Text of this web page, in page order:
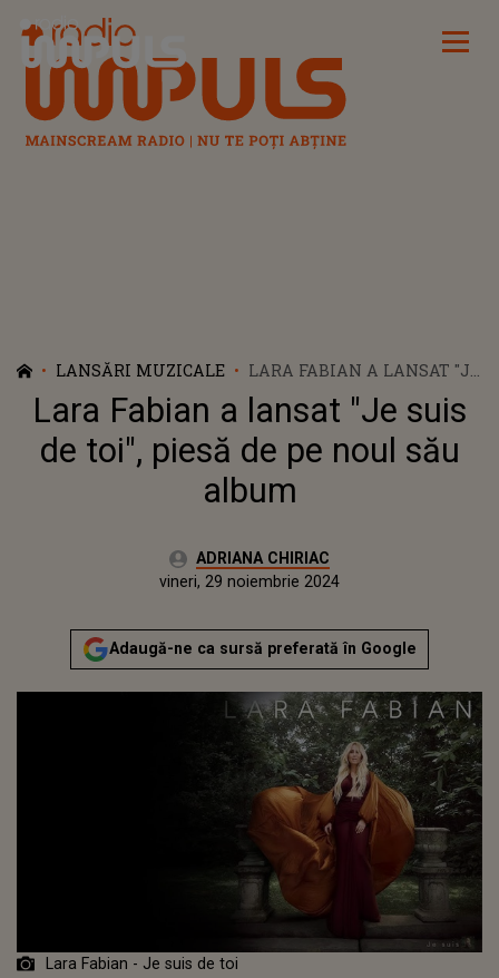
Radio Impuls
LANSĂRI MUZICALE
LARA FABIAN A LANSAT "JE
SUIS DE TOI", PIESĂ DE PE
NOUL SĂU ALBUM
Lara Fabian a lansat "Je suis
de toi", piesă de pe noul său
album
Autor:ADRIANA CHIRIAC
vineri, 29 noiembrie 2024Actualizat:
vineri, 29 noiembrie 2024
Adaugă-ne ca sursă preferată în Google
Lara Fabian - Je suis de toi